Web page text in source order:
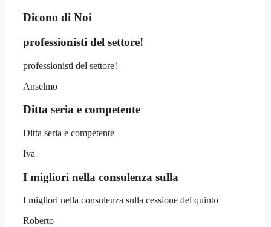
Dicono di Noi
professionisti del settore!
professionisti del settore!
Anselmo
Ditta seria e competente
Ditta seria e competente
Iva
I migliori nella consulenza sulla
I migliori nella consulenza sulla cessione del quinto
Roberto